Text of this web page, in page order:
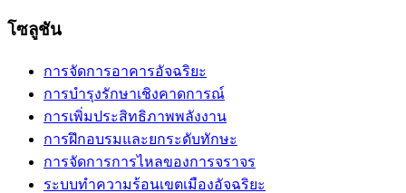
โซลูชัน
การจัดการอาคารอัจฉริยะ
การบำรุงรักษาเชิงคาดการณ์
การเพิ่มประสิทธิภาพพลังงาน
การฝึกอบรมและยกระดับทักษะ
การจัดการการไหลของการจราจร
ระบบทำความร้อนเขตเมืองอัจฉริยะ